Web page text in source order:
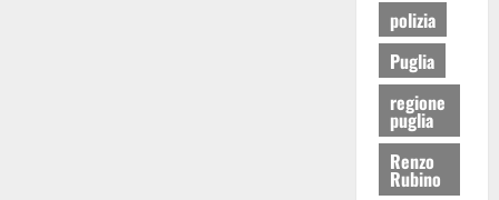
polizia
Puglia
regione
puglia
Renzo
Rubino